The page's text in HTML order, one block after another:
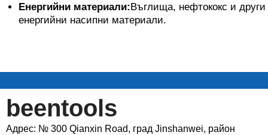
Енергийни материали:Въглища, нефтококс и други
енергийни насипни материали.
beentools
Адрес: № 300 Qianxin Road, град Jinshanwei, район